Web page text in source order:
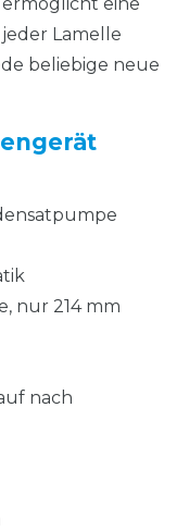
Lamelle
beliebige neue
nur 214 mm
nach